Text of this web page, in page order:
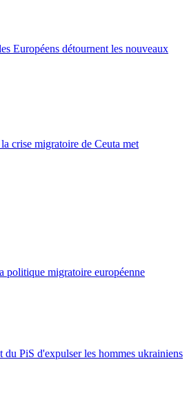
Européens détournent les nouveaux
crise migratoire de Ceuta met
politique migratoire européenne
du PiS d'expulser les hommes ukrainiens